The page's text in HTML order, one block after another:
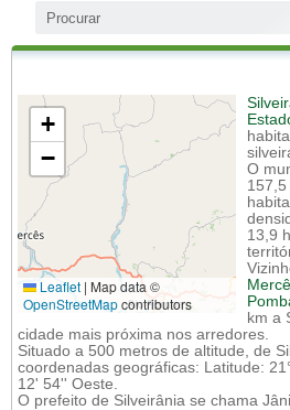
+
−
Leaflet | Map data ©
OpenStreetMapcontributors
O
157,5
13,9
km a
cidade mais próxima nos arredores.
Situado a 500 metros de altitude, de
coordenadas geográficas: Latitude:
12' 54'' Oeste.
O prefeito de Silveirânia se chama